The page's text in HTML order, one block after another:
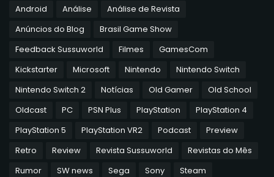
Android Análise
Análise de Revista
Anúncios do Blog
Brasil Game Show
Feedback Sussuworld
Filmes
GamesCom
Kickstarter
Microsoft Nintendo
Nintendo Switch
Nintendo Switch 2
Notícias Old Gamer
Old School
Oldcast
PC PSN Plus PlayStation
PlayStation 4
PlayStation 5
PlayStation VR2 Podcast
Preview
Retro
Review Revista Sussuworld
Revistas do Mês
Rumor
SW news Sega Sony
Steam